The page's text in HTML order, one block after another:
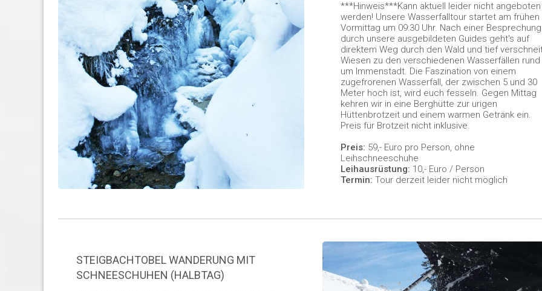
***Hinweis***Kann aktuell leider nicht angeboten
werden! Unsere Wasserfalltour startet am frühen
Vormittag um 09:30 Uhr. Nach einer Besprechung
durch unsere ausgebildeten Guides geht's auf
direktem Weg durch den Wald und tief
Wiesen zu den verschiedenen Wasserfällen rund
um Immenstadt. Die Faszination von einem
zugefrorenen Wasserfall, der zwischen 5 und 30
Meter hoch ist, wird euch fesseln. Gegen Mittag
kehren wir in eine Berghütte zur urigen
Hüttenbrotzeit und einem warmen Getränk ein.
Preis für Brotzeit nicht inklusive.
Preis: 59,- Euro pro Person, ohne
Leihschneeschuhe
Leihausrüstung: 10,- Euro / Person
Termin: Tour derzeit leider nicht möglich
STEIGBACHTOBEL WANDERUNG MIT
SCHNEESCHUHEN (HALBTAG)